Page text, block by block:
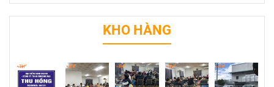
KHO HÀNG